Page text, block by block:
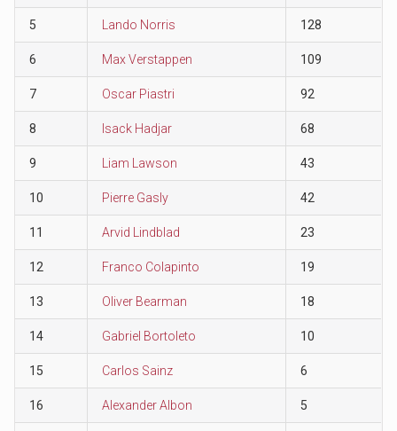
5 Lando Norris 128
6 Max Verstappen 109
7 Oscar Piastri 92
8 Isack Hadjar 68
9 Liam Lawson 43
10 Pierre Gasly 42
11 Arvid Lindblad 23
12 Franco Colapinto 19
13 Oliver Bearman 18
14 Gabriel Bortoleto 10
15 Carlos Sainz 6
16 Alexander Albon 5